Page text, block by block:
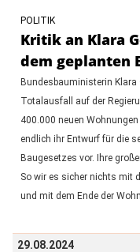
POLITIK
Kritik an Klara
dem geplanten
Bundesbauministerin
Totalausfall auf der
400.000 neuen
endlich ihr Entwurf für die
Baugesetzes vor. Ihre
So wir es sicher nichts mit
und mit dem Ende der
29.08.2024